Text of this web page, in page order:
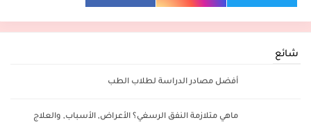
شائع
أفضل مصادر الدراسة لطلاب الطب
ماهي متلازمة النفق الرسغي؟ الأعراض, الأسباب, والعلاج